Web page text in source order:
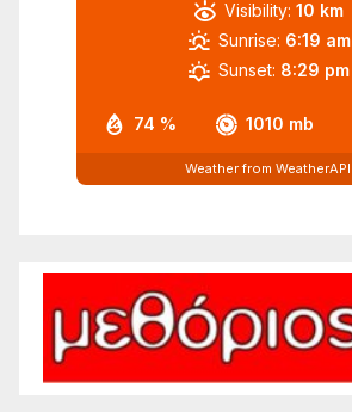
74 % 1010 mb
Visibility: 10 km
Sunrise: 6:19 am
Sunset: 8:29 pm
Weather from WeatherAPI